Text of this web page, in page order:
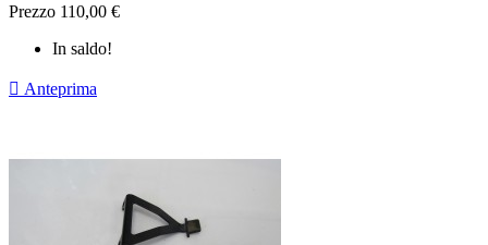
Prezzo 110,00 €
In saldo!
 Anteprima